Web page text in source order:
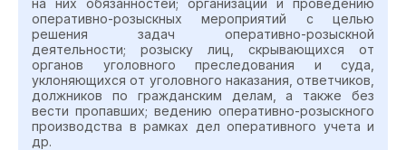
оперативно-розыскных мероприятий с целью
решения задач оперативно-розыскной
деятельности; розыску лиц, скрывающихся от
органов уголовного преследования и суда,
уклоняющихся от уголовного наказания, ответчиков,
должников по гражданским делам, а также без
вести пропавших; ведению оперативно-розыскного
производства в рамках дел оперативного учета и
др.